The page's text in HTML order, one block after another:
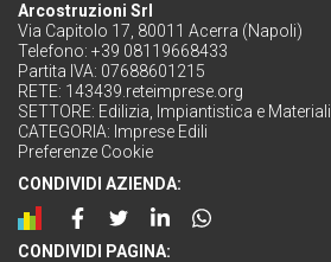
Arcostruzioni Srl
Via Capitolo 17, 80011 Acerra (Napoli)
Telefono: +39 08119668433
Partita IVA: 07688601215
RETE: 143439.reteimprese.org
SETTORE: Edilizia, Impiantistica e Materiali
CATEGORIA: Imprese Edili
Preferenze Cookie
CONDIVIDI AZIENDA:
CONDIVIDI PAGINA: